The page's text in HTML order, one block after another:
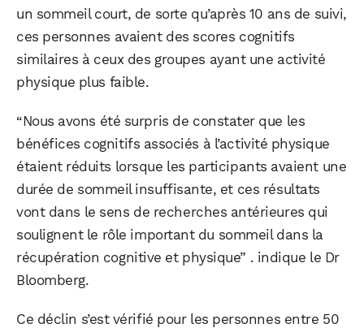
un sommeil court, de sorte qu’après 10 ans de suivi,
ces personnes avaient des scores cognitifs
similaires à ceux des groupes ayant une activité
physique plus faible.
“Nous avons été surpris de constater que les
bénéfices cognitifs associés à l’activité physique
étaient réduits lorsque les participants avaient une
durée de sommeil insuffisante, et ces résultats
vont dans le sens de recherches antérieures qui
soulignent le rôle important du sommeil dans la
récupération cognitive et physique” . indique le Dr
Bloomberg.
Ce déclin s’est vérifié pour les personnes entre 50